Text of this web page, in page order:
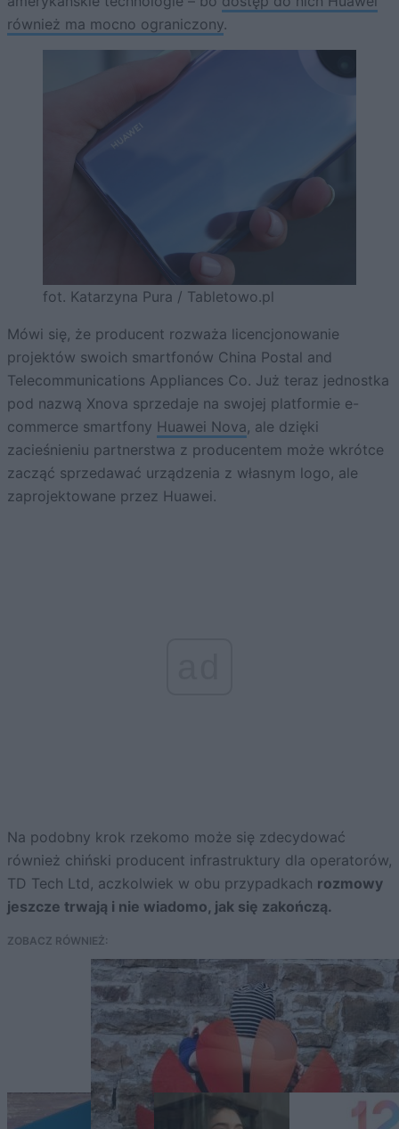
również ma mocno ograniczony.
fot. Katarzyna Pura / Tabletowo.pl
Mówi się, że producent rozważa licencjonowanie
projektów swoich smartfonów China Postal and
Telecommunications Appliances Co. Już teraz jednostka
pod nazwą Xnova sprzedaje na swojej platformie e-
commerce smartfony Huawei Nova, ale dzięki
zacieśnieniu partnerstwa z producentem może wkrótce
zacząć sprzedawać urządzenia z własnym logo, ale
zaprojektowane przez Huawei.
Na podobny krok rzekomo może się zdecydować
również chiński producent infrastruktury dla operatorów,
TD Tech Ltd, aczkolwiek w obu przypadkach rozmowy
jeszcze trwają i nie wiadomo, jak się zakończą.
ZOBACZ RÓWNIEŻ: